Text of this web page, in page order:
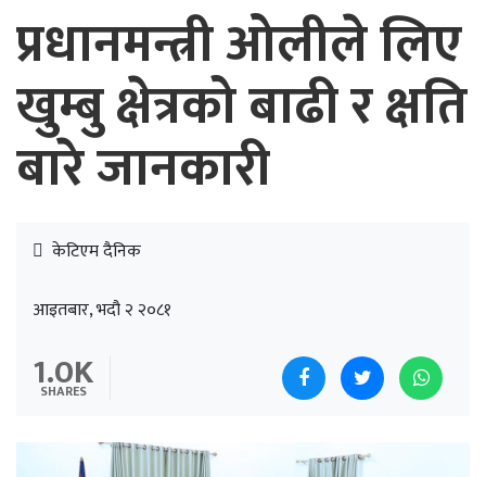
प्रधानमन्त्री ओलीले लिए
खुम्बु क्षेत्रको बाढी र क्षति
बारे जानकारी
केटिएम दैनिक
आइतबार, भदौ २ २०८१
1.0K
SHARES